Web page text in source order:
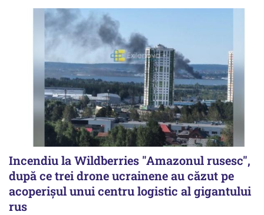
Incendiu la Wildberries "Amazonul rusesc",
după ce trei drone ucrainene au căzut pe
acoperişul unui centru logistic al gigantului
rus